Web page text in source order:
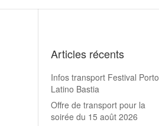
Articles récents
Infos transport Festival Porto
Latino Bastia
Offre de transport pour la
soirée du 15 août 2026